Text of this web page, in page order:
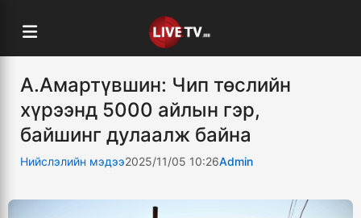
А.Амартүвшин: Чип төслийн
хүрээнд 5000 айлын гэр,
байшинг дулаалж байна
Нийслэлийн мэдээ2025/11/05 10:26Admin